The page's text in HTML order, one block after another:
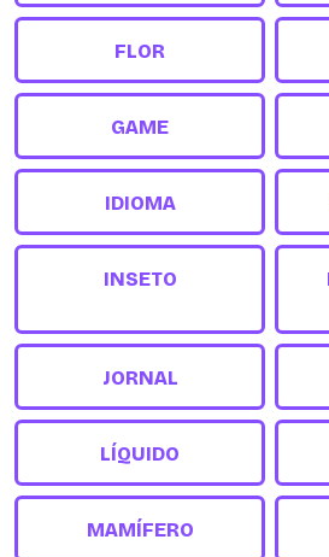
FLOR
GAME
IDIOMA
INSETO
JORNAL
LÍQUIDO
MAMÍFERO